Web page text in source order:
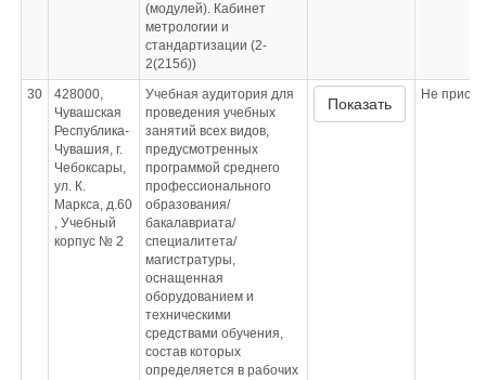
(модулей). Кабинет
метрологии и
стандартизации (2-
2(215б))
30
428000,
Чувашская
Республика-
Чувашия, г.
Чебоксары,
ул. К.
Маркса, д.60
, Учебный
корпус № 2
Учебная аудитория для
проведения учебных
занятий всех видов,
предусмотренных
программой среднего
профессионального
образования/
бакалавриата/
специалитета/
магистратуры,
оснащенная
оборудованием и
техническими
средствами обучения,
состав которых
определяется в рабочих
Показать
Не